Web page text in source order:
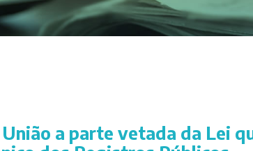
a parte vetada da Lei